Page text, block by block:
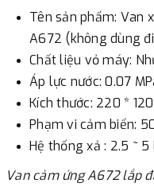
Tên sản phẩm: Van
A672 (không dùng
Chất liệu vỏ máy:
Áp lực nước: 0.07
Kích thước: 220 *
Phạm vi cảm biến:
Hệ thống xả : 2.5 ~ 5
Van cảm ứng A672 lắp